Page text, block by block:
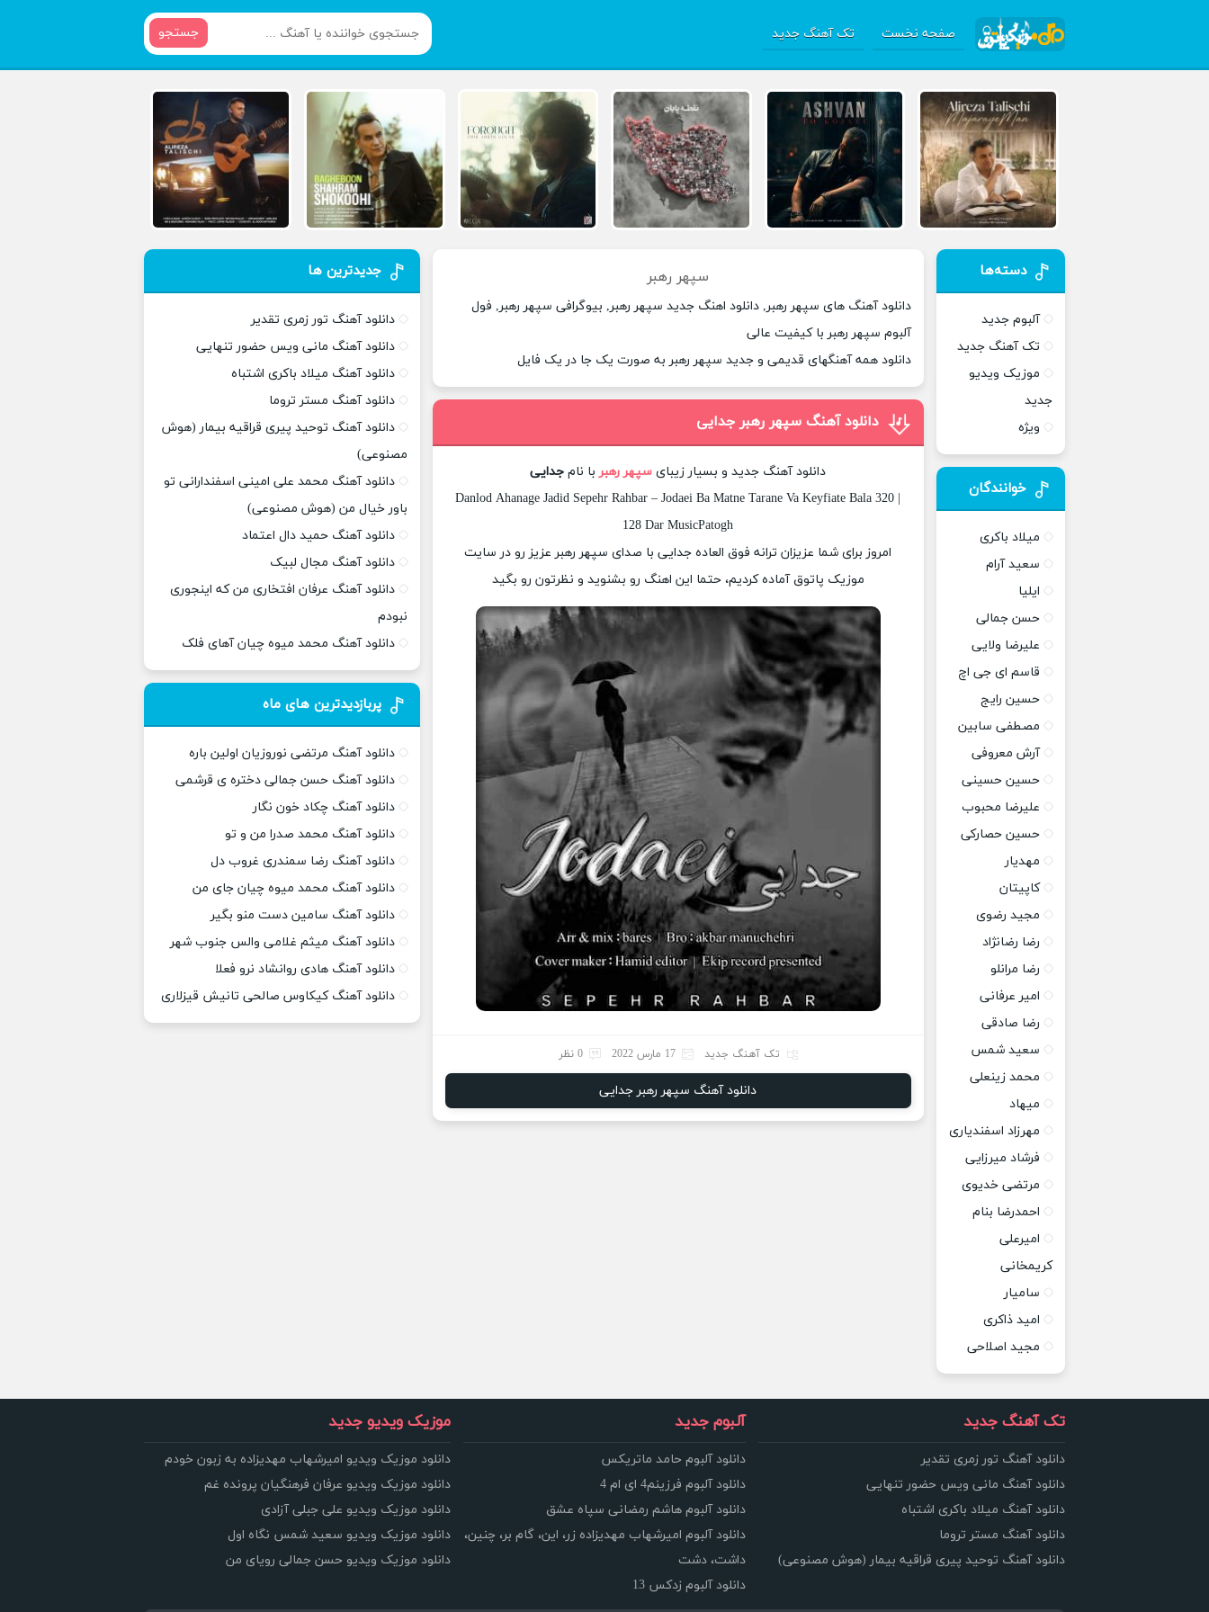
صفحه نخست تک آهنگ جدید جستجو
سپهر رهبر
دانلود آهنگ های سپهر رهبر, دانلود اهنگ جدید سپهر رهبر, بیوگرافی سپهر رهبر, فول
آلبوم سپهر رهبر با کیفیت عالی
دانلود همه آهنگهای قدیمی و جدید سپهر رهبر به صورت یک جا در یک فایل
دانلود آهنگ سپهر رهبر جدایی
دانلود آهنگ جدید و بسیار زیبای سپهر رهبر با نام جدایی
Danlod Ahanage Jadid Sepehr Rahbar – Jodaei Ba Matne Tarane Va Keyfiate Bala 320 |
128 Dar MusicPatogh
امروز برای شما عزیزان ترانه فوق العاده جدایی با صدای سپهر رهبر عزیز رو در سایت
موزیک پاتوق آماده کردیم، حتما این اهنگ رو بشنوید و نظرتون رو بگید
تک آهنگ جدید 17 مارس 2022 0 نظر
دانلود آهنگ سپهر رهبر جدایی
دسته‌ها
آلبوم جدید
تک آهنگ جدید
موزیک ویدیو
جدید
ویژه
خوانندگان
میلاد باکری
سعید آرام
ایلیا
حسن جمالی
علیرضا ولایی
قاسم ای جی اچ
حسین رایج
مصطفی سابین
آرش معروفی
حسین حسینی
علیرضا محبوب
حسین حصارکی
مهدیار
کاپیتان
مجید رضوی
رضا رضانژاد
رضا مرانلو
امیر عرفانی
رضا صادقی
سعید شمس
محمد زینعلی
میهاد
مهرزاد اسفندیاری
فرشاد میرزایی
مرتضی خدیوی
احمدرضا بنام
امیرعلی
کریمخانی
سامیار
امید ذاکری
مجید اصلاحی
جدیدترین ها
دانلود آهنگ تور زمری تقدیر
دانلود آهنگ مانی ویس حضور تنهایی
دانلود آهنگ میلاد باکری اشتباه
دانلود آهنگ مستر تروما
دانلود آهنگ توحید پیری قراقیه بیمار (هوش
مصنوعی)
دانلود آهنگ محمد علی امینی اسفندارانی تو
باور خیال من (هوش مصنوعی)
دانلود آهنگ حمید دال اعتماد
دانلود آهنگ مجال لبیک
دانلود آهنگ عرفان افتخاری من که اینجوری
نبودم
دانلود آهنگ محمد میوه چیان آهای فلک
پربازدیدترین های ماه
دانلود آهنگ مرتضی نوروزیان اولین باره
دانلود آهنگ حسن جمالی دختره ی قرشمی
دانلود آهنگ چکاد خون نگار
دانلود آهنگ محمد صدرا من و تو
دانلود آهنگ رضا سمندری غروب دل
دانلود آهنگ محمد میوه چیان جای من
دانلود آهنگ سامین دست منو بگیر
دانلود آهنگ میثم غلامی والس جنوب شهر
دانلود آهنگ هادی روانشاد نرو فعلا
دانلود آهنگ کیکاوس صالحی تانیش قیزلاری
تک آهنگ جدید
دانلود آهنگ تور زمری تقدیر
دانلود آهنگ مانی ویس حضور تنهایی
دانلود آهنگ میلاد باکری اشتباه
دانلود آهنگ مستر تروما
دانلود آهنگ توحید پیری قراقیه بیمار (هوش مصنوعی)
آلبوم جدید
دانلود آلبوم حامد ماتریکس
دانلود آلبوم فرزینم4 ای ام 4
دانلود آلبوم هاشم رمضانی سپاه عشق
دانلود آلبوم امیرشهاب مهدیزاده زر، این، گام بر، چنین،
داشت، دشت
دانلود آلبوم زدکس 13
موزیک ویدیو جدید
دانلود موزیک ویدیو امیرشهاب مهدیزاده به زبون خودم
دانلود موزیک ویدیو عرفان فرهنگیان پرونده غم
دانلود موزیک ویدیو علی جبلی آزادی
دانلود موزیک ویدیو سعید شمس نگاه اول
دانلود موزیک ویدیو حسن جمالی رویای من